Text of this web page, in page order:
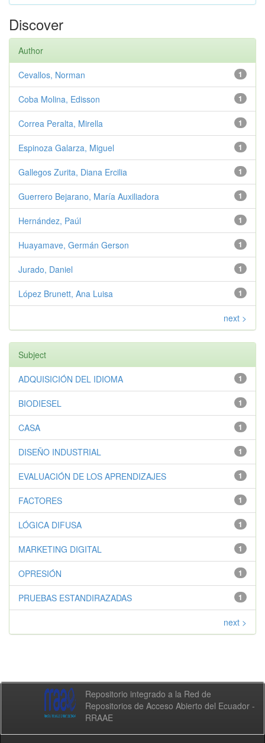
Discover
Author
1
Cevallos, Norman
1
Coba Molina, Edisson
1
Correa Peralta, Mirella
1
Espinoza Galarza, Miguel
1
Gallegos Zurita, Diana Ercilia
1
Guerrero Bejarano, María Auxiliadora
1
Hernández, Paúl
1
Huayamave, Germán Gerson
1
Jurado, Daniel
1
López Brunett, Ana Luisa
next >
Subject
1
ADQUISICIÓN DEL IDIOMA
1
BIODIESEL
1
CASA
1
DISEÑO INDUSTRIAL
1
EVALUACIÓN DE LOS APRENDIZAJES
1
FACTORES
1
LÓGICA DIFUSA
1
MARKETING DIGITAL
1
OPRESIÓN
1
PRUEBAS ESTANDIRAZADAS
next >
Repositorio integrado a la Red de
Repositorios de Acceso Abierto del Ecuador -
RRAAE